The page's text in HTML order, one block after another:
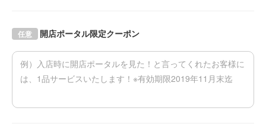
開店ポータル限定クーポン
任意